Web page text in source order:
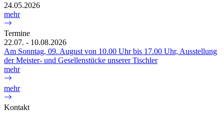
24.05.2026
mehr
Termine
22.07. - 10.08.2026
Am Sonntag, 09. August von 10.00 Uhr bis 17.00 Uhr, Ausstellung
der Meister- und Gesellenstücke unserer Tischler
mehr
mehr
Kontakt